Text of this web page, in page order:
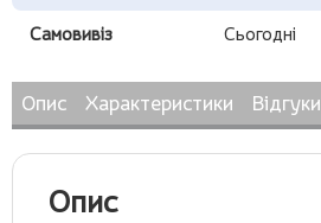
Самовивіз Сьогодні
Опис Характеристики Відгуки
Опис